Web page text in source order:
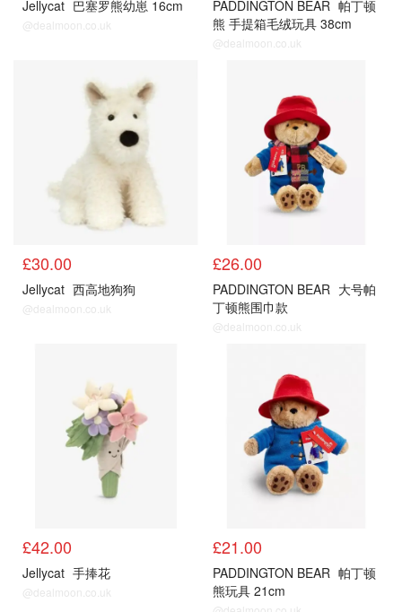
Jellycat 巴塞罗熊幼崽 16cm
@dealmoon.co.uk
PADDINGTON BEAR 帕丁顿
熊 手提箱毛绒玩具 38cm
@dealmoon.co.uk
£30.00
Jellycat 西高地狗狗
@dealmoon.co.uk
£26.00
PADDINGTON BEAR 大号帕
丁顿熊围巾款
@dealmoon.co.uk
£42.00
Jellycat 手捧花
@dealmoon.co.uk
£21.00
PADDINGTON BEAR 帕丁顿
熊玩具 21cm